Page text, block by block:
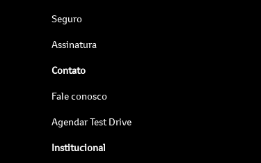
Seguro
Assinatura
Contato
Fale conosco
Agendar Test Drive
Institucional